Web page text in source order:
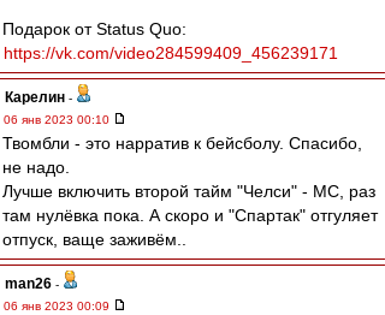
Подарок от Status Quo:
https://vk.com/video284599409_456239171
Карелин -
06 янв 2023 00:10
Твомбли - это нарратив к бейсболу. Спасибо,
не надо.
Лучше включить второй тайм "Челси" - МС, раз
там нулёвка пока. А скоро и "Спартак" отгуляет
отпуск, ваще заживём..
man26 -
06 янв 2023 00:09